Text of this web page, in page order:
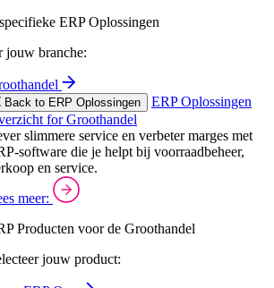
ERP Oplossingen
jouw branche:
Back to ERP Oplossingen
ERP Oplossingen
for Groothandel
slimmere service en verbeter marges met
software die je helpt bij voorraadbeheer,
en service.
meer:
Producten voor de Groothandel
jouw product: